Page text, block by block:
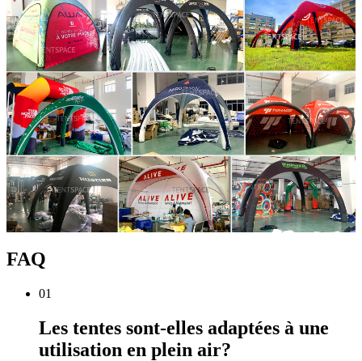
FAQ
01
Les tentes sont-elles adaptées à une
utilisation en plein air?